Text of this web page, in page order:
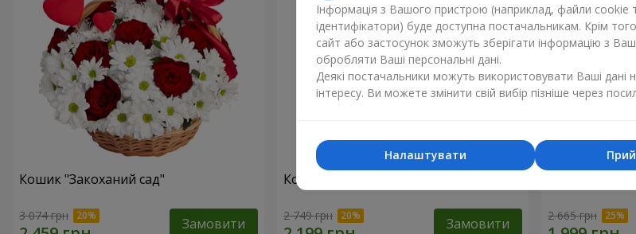
Кошик "Закоханий сад"
3 074 грн Замовити
Композиція "Charlotte"
2 749 грн Замовити 2 665 грн
Інформація з Вашого пристрою (наприклад, файли cookie
ідентифікатори) буде доступна постачальникам. Крім
сайт або застосунок зможуть зберігати інформацію з
обробляти Ваші персональні дані.
Деякі постачальники можуть використовувати Ваші дані
інтересу. Ви можете змінити свій вибір пізніше через
Налаштувати